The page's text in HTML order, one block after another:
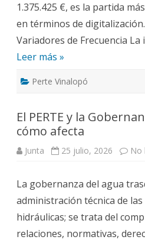
1.375.425 €, es la partida
en términos de
Variadores de Frecuencia
Leer más »
Perte Vinalopó
El PERTE y la
cómo afecta
Junta 25 julio, 2026 No
La gobernanza del agua
administración técnica de
hidráulicas; se trata del
relaciones, normativas,